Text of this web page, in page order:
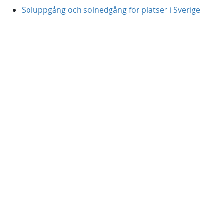
Soluppgång och solnedgång för platser i Sverige